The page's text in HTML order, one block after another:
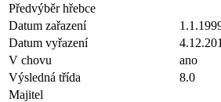
Předvýběr hřebce
Datum zařazení
Datum vyřazení
V chovu
ano
Výsledná třída
8.0
Majitel